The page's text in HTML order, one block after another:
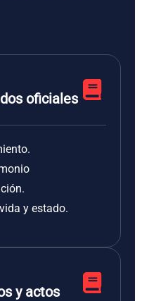
oficiales
y estado.
y actos